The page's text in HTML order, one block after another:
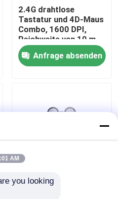
und Maus
2.4G drahtlose
Tastatur und 4D-Maus
Combo, 1600 DPI,
Reichweite von 10 m
Anfrage absenden
Wiederaufladbare
AM
you looking